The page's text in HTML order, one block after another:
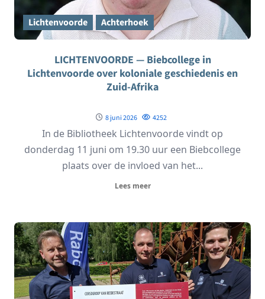
Lichtenvoorde Achterhoek
LICHTENVOORDE — Biebcollege in
Lichtenvoorde over koloniale geschiedenis en
Zuid-Afrika
8 juni 2026 4252
In de Bibliotheek Lichtenvoorde vindt op
donderdag 11 juni om 19.30 uur een Biebcollege
plaats over de invloed van het...
Lees meer